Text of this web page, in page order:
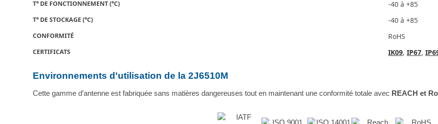
T° DE FONCTIONNEMENT (°C) -40 à +85
T° DE STOCKAGE (°C) -40 à +85
CONFORMITÉ RoHS
CERTIFICATS IK09,IP67,
Environnements d'utilisation de la 2J6510M
Cette gamme d’antenne est fabriquée sans matières dangereuses tout en maintenant une conformité totale avec REACH et